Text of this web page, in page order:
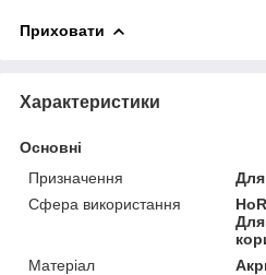
Приховати
Характеристики
Основні
Призначення
Для
Сфера використання
Матеріал